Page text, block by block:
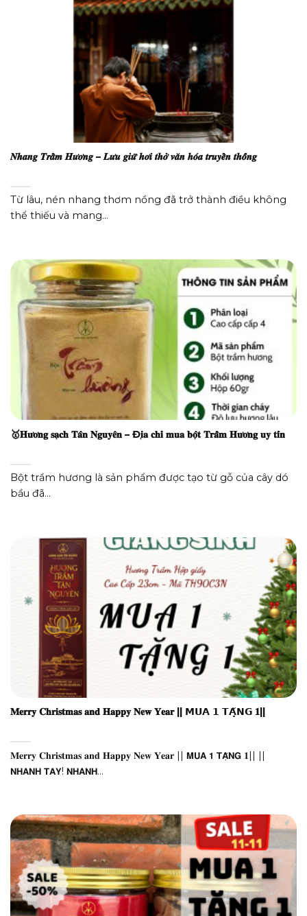
𝑵𝒉𝒂𝒏𝒈 𝑻𝒓𝒂̂̀𝒎 𝑯𝒖̛𝒐̛𝒏𝒈 – 𝑳𝒖̛𝒖 𝒈𝒊𝒖̛̃ 𝒉𝒐̛𝒊 𝒕𝒉𝒐̛̉ 𝒗𝒂̆𝒏 𝒉𝒐́𝒂 𝒕𝒓𝒖𝒚𝒆̂̀𝒏 𝒕𝒉𝒐̂́𝒏𝒈
Từ lâu, nén nhang thơm nồng đã trở thành điều không
thể thiếu và mang...
🥇𝐇𝐮̛𝐨̛𝐧𝐠 𝐬𝐚̣𝐜𝐡 𝐓𝐚̂𝐧 𝐍𝐠𝐮𝐲𝐞̂𝐧 – Đ𝐢̣𝐚 𝐜𝐡𝐢̉ 𝐦𝐮𝐚 𝐛𝐨̣̂𝐭 𝐓𝐫𝐚̂̀𝐦 𝐇𝐮̛𝐨̛𝐧𝐠 𝐮𝐲 𝐭𝐢́𝐧
Bột trầm hương là sản phẩm được tạo từ gỗ của cây dó
bầu đã...
𝐌𝐞𝐫𝐫𝐲 𝐂𝐡𝐫𝐢𝐬𝐭𝐦𝐚𝐬 𝐚𝐧𝐝 𝐇𝐚𝐩𝐩𝐲 𝐍𝐞𝐰 𝐘𝐞𝐚𝐫 || 𝗠𝗨𝗔 𝟭 𝗧𝗔̣̆𝗡𝗚 𝟏||
𝐌𝐞𝐫𝐫𝐲 𝐂𝐡𝐫𝐢𝐬𝐭𝐦𝐚𝐬 𝐚𝐧𝐝 𝐇𝐚𝐩𝐩𝐲 𝐍𝐞𝐰 𝐘𝐞𝐚𝐫 || 𝗠𝗨𝗔 𝟭 𝗧𝗔̣̆𝗡𝗚 𝟏|| ||
𝗡𝗛𝗔𝗡𝗛 𝗧𝗔𝗬! 𝗡𝗛𝗔𝗡𝗛...